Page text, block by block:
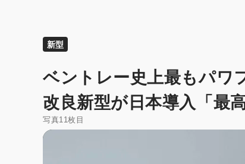
新型
ベントレー史上最もパワ
改良新型が日本導入「最
写真11枚目